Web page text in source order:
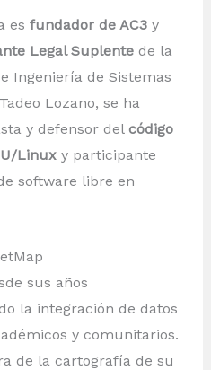
es fundador de AC3y
Legal Suplentede la
Ingeniería de Sistemas
Lozano, se ha
y defensor del código
Linuxy participante
software libre en
sus años
la integración de datos
y comunitarios.
de la cartografía de su